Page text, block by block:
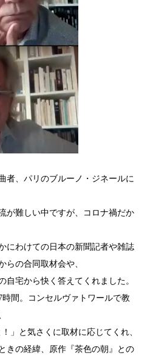
者、パリのブルーノ・ジネールに
が難しい中ですが、コロナ禍だか
にわけての日本の新聞記者や雑誌
らの合同取材会や、
自宅から快く答えてくれました。
間。コンセルヴァトワールで教
」と気さくに取材に応じてくれ、
きの経緯、原作『茶色の朝』との